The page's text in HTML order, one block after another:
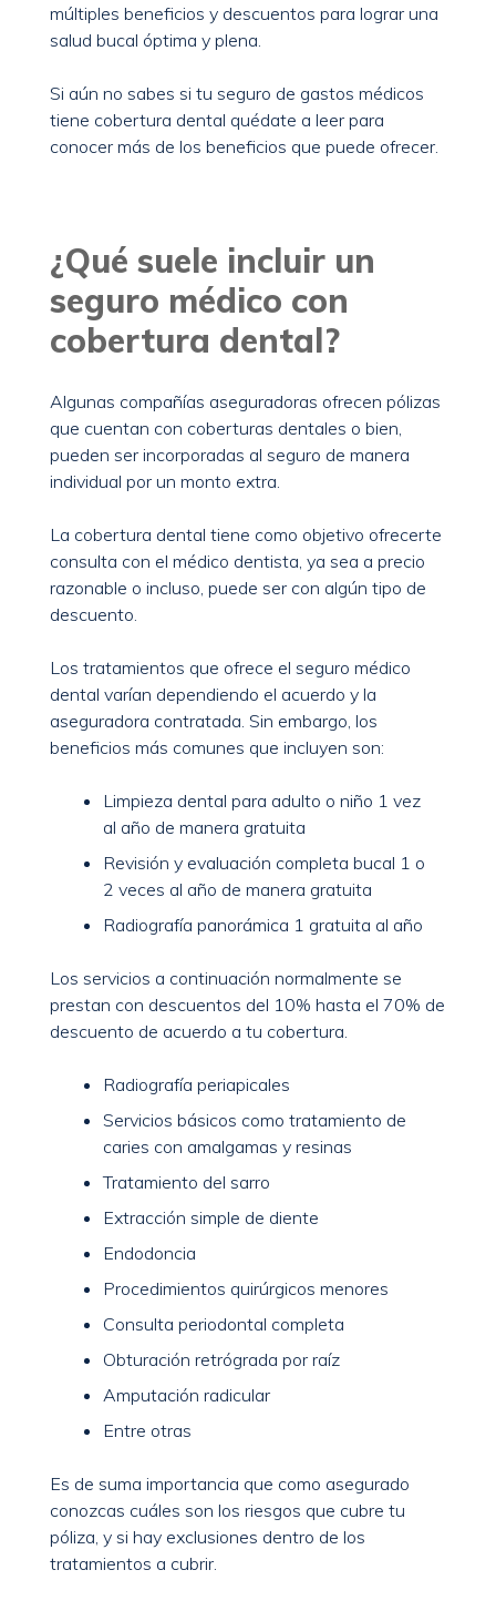
múltiples beneficios y descuentos para lograr una
salud bucal óptima y plena.
Si aún no sabes si tu seguro de gastos médicos
tiene cobertura dental quédate a leer para
conocer más de los beneficios que puede ofrecer.
¿Qué suele incluir un
seguro médico con
cobertura dental?
Algunas compañías aseguradoras ofrecen pólizas
que cuentan con coberturas dentales o bien,
pueden ser incorporadas al seguro de manera
individual por un monto extra.
La cobertura dental tiene como objetivo ofrecerte
consulta con el médico dentista, ya sea a precio
razonable o incluso, puede ser con algún tipo de
descuento.
Los tratamientos que ofrece el seguro médico
dental varían dependiendo el acuerdo y la
aseguradora contratada. Sin embargo, los
beneficios más comunes que incluyen son:
Limpieza dental para adulto o niño 1 vez
al año de manera gratuita
Revisión y evaluación completa bucal 1 o
2 veces al año de manera gratuita
Radiografía panorámica 1 gratuita al año
Los servicios a continuación normalmente se
prestan con descuentos del 10% hasta el 70% de
descuento de acuerdo a tu cobertura.
Radiografía periapicales
Servicios básicos como tratamiento de
caries con amalgamas y resinas
Tratamiento del sarro
Extracción simple de diente
Endodoncia
Procedimientos quirúrgicos menores
Consulta periodontal completa
Obturación retrógrada por raíz
Amputación radicular
Entre otras
Es de suma importancia que como asegurado
conozcas cuáles son los riesgos que cubre tu
póliza, y si hay exclusiones dentro de los
tratamientos a cubrir.